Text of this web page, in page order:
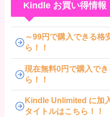
Kindle お買い得情報
～99円で購入できる格
ら！！
現在無料0円で購入で
ら！！
Kindle Unlimited に加
タイトルはこちら！！